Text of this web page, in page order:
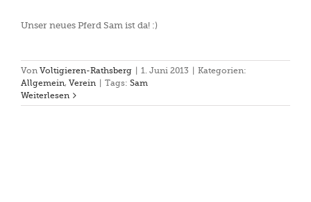
Unser neues Pferd Sam ist da! :)
Von Voltigieren-Rathsberg | 1. Juni 2013 | Kategorien:
Allgemein, Verein | Tags: Sam
Weiterlesen